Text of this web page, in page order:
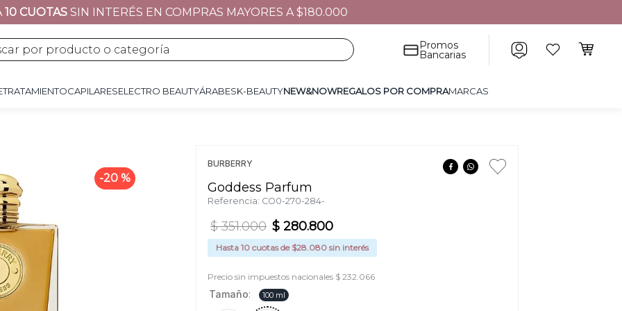
10 CUOTASSIN INTERÉS EN COMPRAS MAYORES A $180.000
producto o categoría Promos
Bancarias
TRATAMIENTOCAPILARESELECTRO BEAUTYÁRABESK-BEAUTYNEW&NOWREGALOS POR COMPRAMARCAS
20 %
BURBERRY
Goddess Parfum
Referencia: CO0-270-284-
$ 351.000 $ 280.800
Hasta10 cuotas de $28.080 sin interés
Precio sin impuestos nacionales $ 232.066
Tamaño: 100 ml